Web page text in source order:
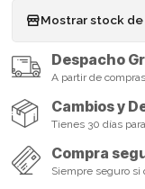
Mostrar stock
Despacho
A partir de
Cambios y
Tienes 30 días
Compra
Siempre seguro si